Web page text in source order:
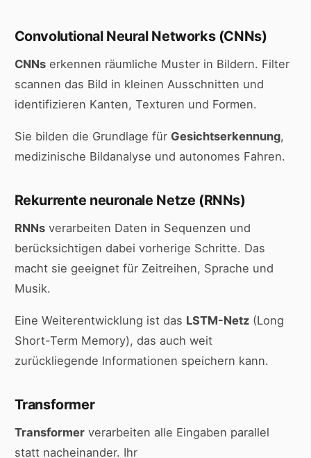
Convolutional Neural Networks (CNNs)
CNNserkennen räumliche Muster in Bildern. Filter
scannen das Bild in kleinen Ausschnitten und
identifizieren Kanten, Texturen und Formen.
Sie bilden die Grundlage für Gesichtserkennung,
medizinische Bildanalyse und autonomes Fahren.
Rekurrente neuronale Netze (RNNs)
RNNsverarbeiten Daten in Sequenzen und
berücksichtigen dabei vorherige Schritte. Das
macht sie geeignet für Zeitreihen, Sprache und
Musik.
Eine Weiterentwicklung ist das LSTM-Netz(Long
Short-Term Memory), das auch weit
zurückliegende Informationen speichern kann.
Transformer
Transformerverarbeiten alle Eingaben parallel
statt nacheinander. Ihr